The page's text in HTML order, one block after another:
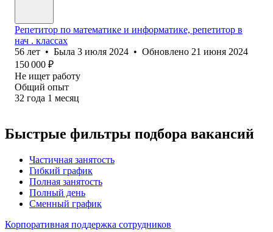
Репетитор по математике и информатике, репетитор в
нач . классах
56 лет • Была 3 июля 2024 • Обновлено 21 июня 2024
150 000 ₽
Не ищет работу
Общий опыт
32 года 1 месяц
Быстрые фильтры подбора вакансий
Частичная занятость
Гибкий график
Полная занятость
Полный день
Сменный график
Корпоративная поддержка сотрудников